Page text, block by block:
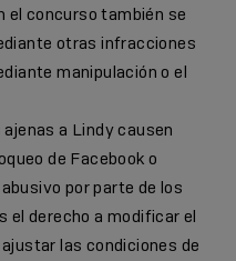
el concurso también se
otras infracciones
manipulación o el
a Lindy causen
de Facebook o
por parte de los
el derecho a modificar el
las condiciones de